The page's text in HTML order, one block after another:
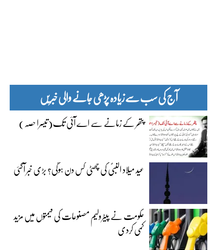
آج کی سب سے زیادہ پڑھی جانے والی خبریں
پتھر کے زمانے سے اے آئی تک(تیسرا حصہ)
عید میلاد النبیؐ کی چھٹی کس دن ہوگی؟ بڑی خبر آگئی
حکومت نے پیٹرولیم مصنوعات کی قیمتوں میں مزید
کمی کردی